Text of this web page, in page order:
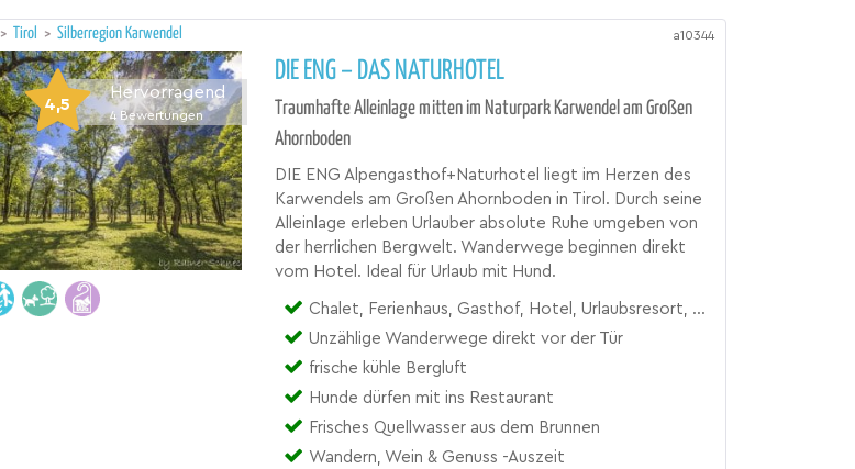
> Tirol > Silberregion Karwendel a10344
4,5
Hervorragend
4 Bewertungen
DIE ENG – DAS NATURHOTEL
Traumhafte Alleinlage mitten im Naturpark Karwendel am Großen
Ahornboden
DIE ENG Alpengasthof+Naturhotel liegt im Herzen des
Karwendels am Großen Ahornboden in Tirol. Durch seine
Alleinlage erleben Urlauber absolute Ruhe umgeben von
der herrlichen Bergwelt. Wanderwege beginnen direkt
vom Hotel. Ideal für Urlaub mit Hund.
Chalet, Ferienhaus, Gasthof, Hotel, Urlaubsresort, Zimmer
Unzählige Wanderwege direkt vor der Tür
frische kühle Bergluft
Hunde dürfen mit ins Restaurant
Frisches Quellwasser aus dem Brunnen
Wandern, Wein & Genuss -Auszeit